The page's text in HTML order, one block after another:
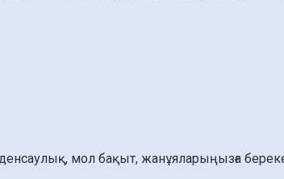
мол бақыт, жанұяларыңызға береке